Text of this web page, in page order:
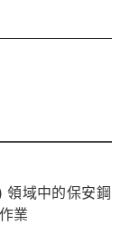
領域中的保安鋼
業